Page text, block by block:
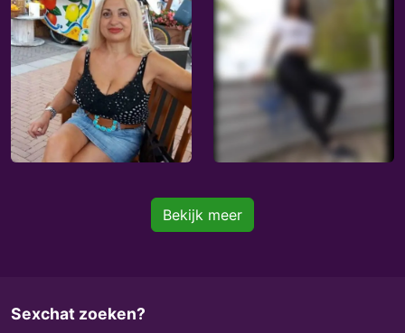
Bekijk meer
Sexchat zoeken?